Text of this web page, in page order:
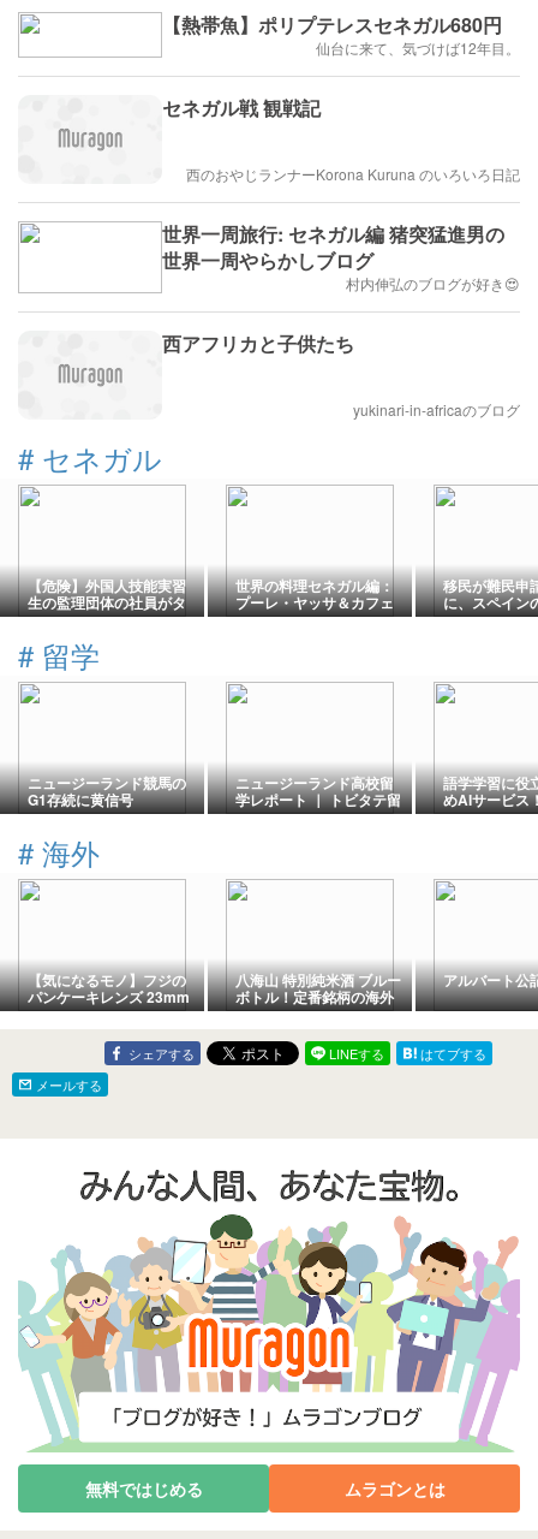
【熱帯魚】ポリプテレスセネガル680円
仙台に来て、気づけば12年目。
セネガル戦 観戦記
西のおやじランナーKorona Kuruna のいろいろ日記
世界一周旅行: セネガル編 猪突猛進男の
世界一周やらかしブログ
村内伸弘のブログが好き😍
西アフリカと子供たち
yukinari-in-africaのブログ
# セネガル
【危険】外国人技能実習
生の監理団体の社員がタ
イマッサージと風俗店を
世界の料理セネガル編：
プーレ・ヤッサ＆カフェ
トゥーバ ～ 渋谷で楽しむ
移民が難民申
に、スペイン
子供を置き去
# 留学
ニュージーランド競馬の
G1存続に黄信号
ニュージーランド高校留
学レポート ｜ トビタテ留
学×果樹園を訪問
語学学習に役
めAIサービス
でも使えたサ
# 海外
【気になるモノ】フジの
パンケーキレンズ 23mm
だったり、27mmだった
り... #02
八海山 特別純米酒 ブルー
ボトル！定番銘柄の海外
仕様！
アルバート公
シェアする LINEする
はてブする
メールする
無料ではじめる ムラゴンとは